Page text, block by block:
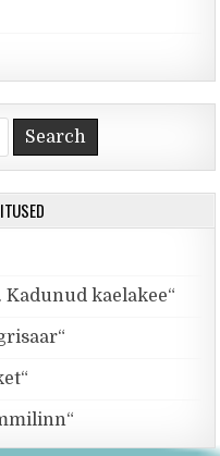
Kadunud kaelakee“